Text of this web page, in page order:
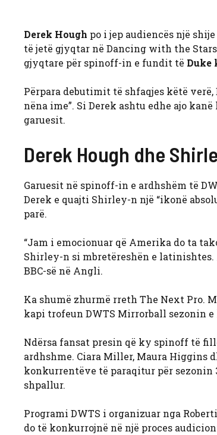
Derek Hough po i jep audiencës një
të jetë gjyqtar në Dancing with the
gjyqtare për spinoff-in e fundit të Duke
Përpara debutimit të shfaqjes këtë
nëna ime”. Si Derek ashtu edhe ajo
garuesit.
Derek Hough dhe
Garuesit në spinoff-in e ardhshëm të
Derek e quajti Shirley-n një “ikonë
parë.
“Jam i emocionuar që Amerika do ta
Shirley-n si mbretëreshën e
BBC-së në Angli.
Ka shumë zhurmë rreth The Next Pro.
kapi trofeun DWTS Mirrorball sezonin
Ndërsa fansat presin që ky spinoff të
ardhshme. Ciara Miller, Maura Higgins
konkurrentëve të paraqitur për sezonin
shpallur.
Programi DWTS i organizuar nga
do të konkurrojnë në një proces